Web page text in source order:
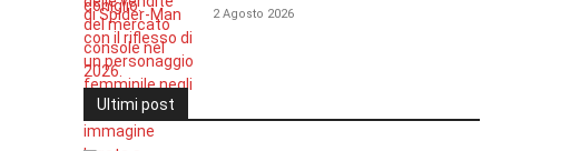
2 Agosto 2026
Ultimi post